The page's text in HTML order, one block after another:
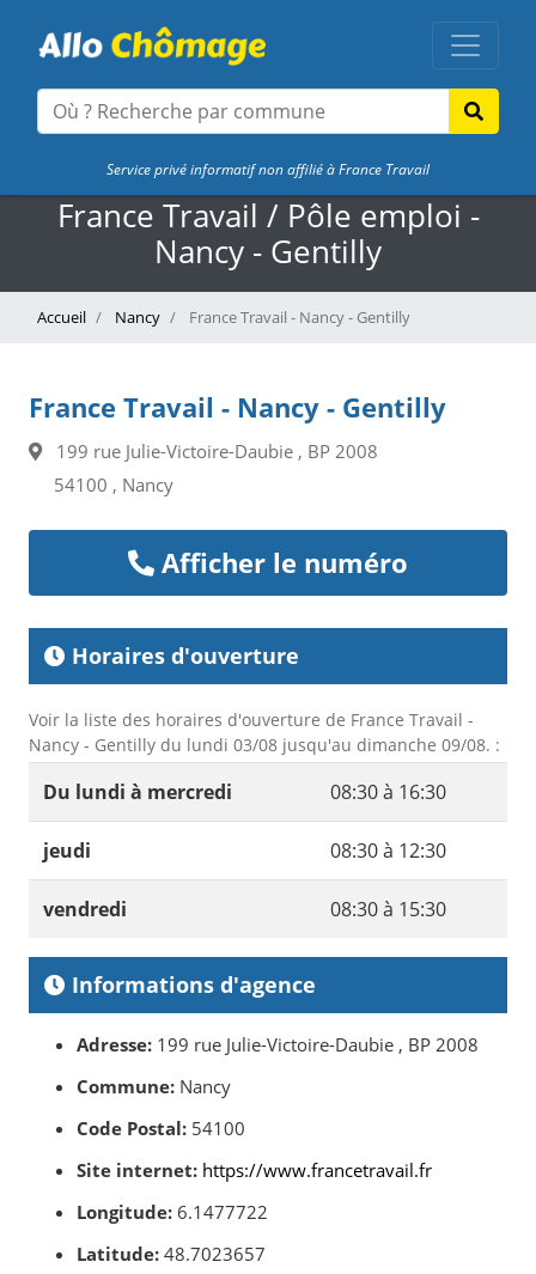
Service privé informatif non affilié à France Travail
France Travail / Pôle emploi -
Nancy - Gentilly
Accueil Nancy France Travail - Nancy - Gentilly
France Travail - Nancy - Gentilly
199 rue Julie-Victoire-Daubie , BP 2008
54100 , Nancy
Afficher le numéro
Horaires d'ouverture
Voir la liste des horaires d'ouverture de France Travail -
Nancy - Gentilly du lundi 03/08 jusqu'au dimanche 09/08. :
Du lundi à mercredi 08:30 à 16:30
jeudi 08:30 à 12:30
vendredi 08:30 à 15:30
Informations d'agence
Adresse: 199 rue Julie-Victoire-Daubie , BP 2008
Commune: Nancy
Code Postal: 54100
Site internet: https://www.francetravail.fr
Longitude: 6.1477722
Latitude: 48.7023657